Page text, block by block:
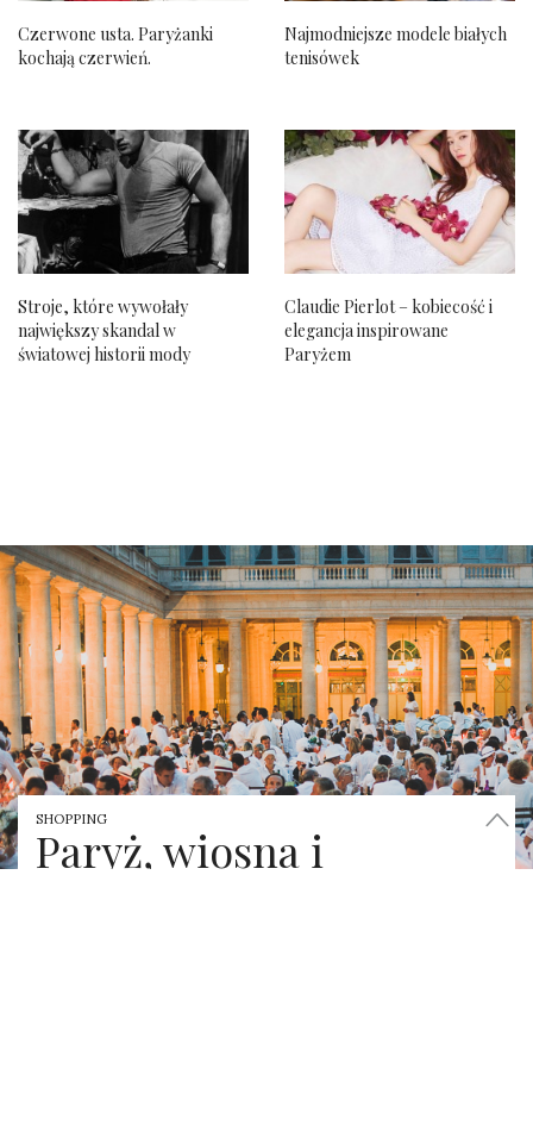
Czerwone usta. Paryżanki
kochają czerwień.
Najmodniejsze modele białych
tenisówek
Stroje, które wywołały
największy skandal w
światowej historii mody
Claudie Pierlot – kobiecość i
elegancja inspirowane
Paryżem
SHOPPING
Paryż, wiosna i